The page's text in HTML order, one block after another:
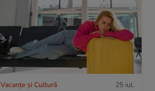
Vacanțe și Cultură 25 iul.